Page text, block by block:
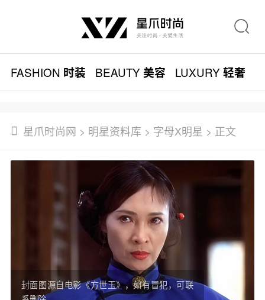
FASHION 时装 BEAUTY美容 LUXURY轻奢
星爪时尚网 > 明星资料库 > 字母X明星 > 正文
封面图源自电影《方世玉》，如有冒犯，可联